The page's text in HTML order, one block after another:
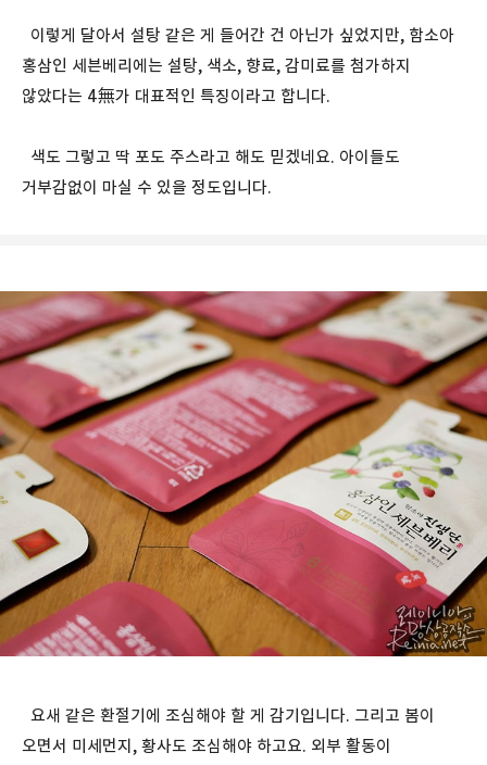
이렇게 달아서 설탕 같은 게 들어간 건 아닌가 싶었지만, 함소아
홍삼인 세븐베리에는 설탕, 색소, 향료, 감미료를 첨가하지
않았다는 4無가 대표적인 특징이라고 합니다.
색도 그렇고 딱 포도 주스라고 해도 믿겠네요. 아이들도
거부감없이 마실 수 있을 정도입니다.
요새 같은 환절기에 조심해야 할 게 감기입니다. 그리고 봄이
오면서 미세먼지, 황사도 조심해야 하고요. 외부 활동이